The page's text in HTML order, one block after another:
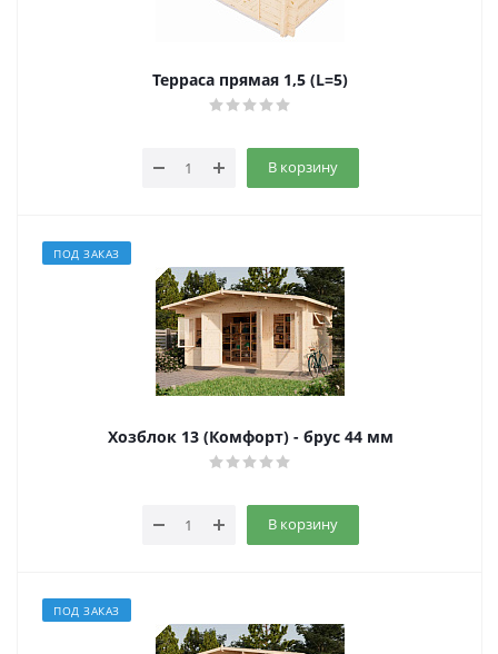
Терраса прямая 1,5 (L=5)
В корзину
ПОД ЗАКАЗ
Хозблок 13 (Комфорт) - брус 44 мм
В корзину
ПОД ЗАКАЗ